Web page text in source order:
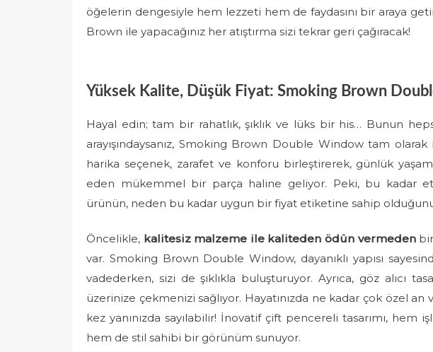
öğelerin dengesiyle hem lezzeti hem de faydasını bir araya
Brown ile yapacağınız her atıştırma sizi tekrar geri çağıracak!
Yüksek Kalite, Düşük Fiyat: Smoking Brown
Hayal edin; tam bir rahatlık, şıklık ve lüks bir his… Bunun
arayışındaysanız, Smoking Brown Double Window tam olarak
harika seçenek, zarafet ve konforu birleştirerek, günlük
eden mükemmel bir parça haline geliyor. Peki, bu kadar
ürünün, neden bu kadar uygun bir fiyat etiketine sahip
Öncelikle, kalitesiz malzeme ile kaliteden ödün vermedenbir
var. Smoking Brown Double Window, dayanıklı yapısı
vadederken, sizi de şıklıkla buluşturuyor. Ayrıca, göz alıcı
üzerinize çekmenizi sağlıyor. Hayatınızda ne kadar çok özel
kez yanınızda sayılabilir! İnovatif çift pencereli tasarımı, hem
hem de stil sahibi bir görünüm sunuyor.